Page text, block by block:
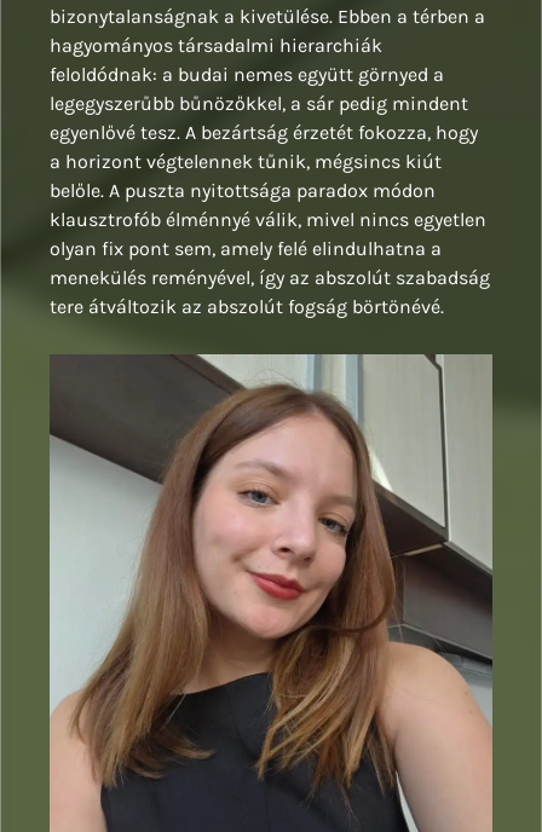
bizonytalanságnak a kivetülése. Ebben a térben a
hagyományos társadalmi hierarchiák
feloldódnak: a budai nemes együtt görnyed a
legegyszerűbb bűnözőkkel, a sár pedig mindent
egyenlővé tesz. A bezártság érzetét fokozza, hogy
a horizont végtelennek tűnik, mégsincs kiút
belőle. A puszta nyitottsága paradox módon
klausztrofób élménnyé válik, mivel nincs egyetlen
olyan fix pont sem, amely felé elindulhatna a
menekülés reményével, így az abszolút szabadság
tere átváltozik az abszolút fogság börtönévé.